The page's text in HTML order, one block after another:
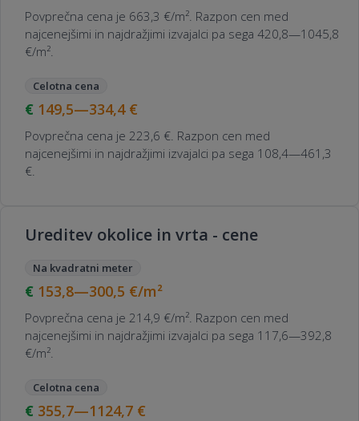
Povprečna cena je 663,3 €/m². Razpon cen med
najcenejšimi in najdražjimi izvajalci pa sega 420,8—1045,8
€/m².
Celotna cena
149,5—334,4 €
Povprečna cena je 223,6 €. Razpon cen med
najcenejšimi in najdražjimi izvajalci pa sega 108,4—461,3
€.
Ureditev okolice in vrta - cene
Na kvadratni meter
153,8—300,5 €/m²
Povprečna cena je 214,9 €/m². Razpon cen med
najcenejšimi in najdražjimi izvajalci pa sega 117,6—392,8
€/m².
Celotna cena
355,7—1124,7 €